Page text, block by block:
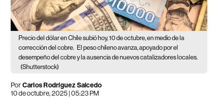
Precio del dólar en Chile subió hoy, 10 de octubre, en medio de la
corrección del cobre. El peso chileno avanza, apoyado por el
desempeño del cobre y la ausencia de nuevos catalizadores locales.
(Shutterstock)
PorCarlos Rodríguez Salcedo
10 de octubre, 2025 | 05:23 PM